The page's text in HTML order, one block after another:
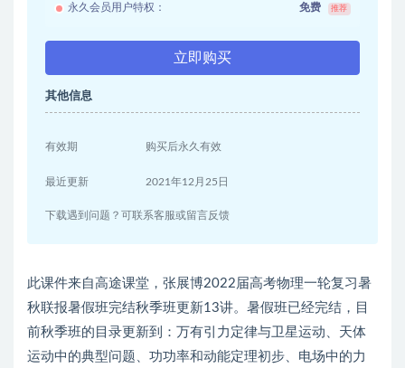
永久会员用户特权： 免费 推荐
立即购买
其他信息
有效期 购买后永久有效
最近更新 2021年12月25日
下载遇到问题？可联系客服或留言反馈
此课件来自高途课堂，张展博2022届高考物理一轮复习暑
秋联报暑假班完结秋季班更新13讲。暑假班已经完结，目
前秋季班的目录更新到：万有引力定律与卫星运动、天体
运动中的典型问题、功功率和动能定理初步、电场中的力